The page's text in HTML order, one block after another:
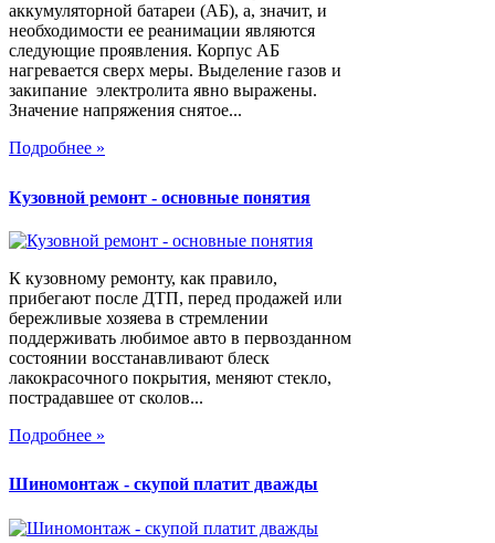
аккумуляторной батареи (АБ), а, значит, и
необходимости ее реанимации являются
следующие проявления. Корпус АБ
нагревается сверх меры. Выделение газов и
закипание электролита явно выражены.
Значение напряжения снятое...
Подробнее »
Кузовной ремонт - основные понятия
К кузовному ремонту, как правило,
прибегают после ДТП, перед продажей или
бережливые хозяева в стремлении
поддерживать любимое авто в первозданном
состоянии восстанавливают блеск
лакокрасочного покрытия, меняют стекло,
пострадавшее от сколов...
Подробнее »
Шиномонтаж - скупой платит дважды